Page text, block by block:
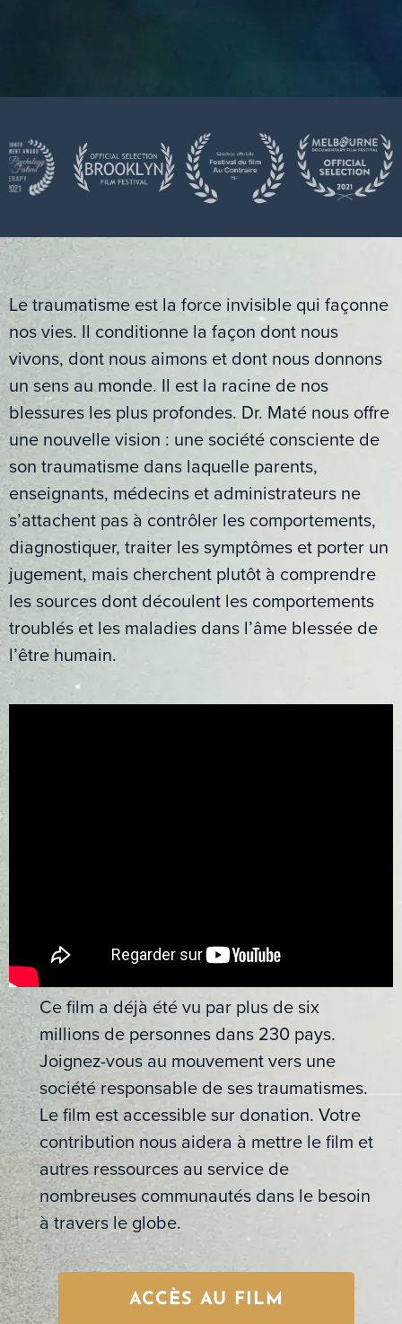
Le traumatisme est la force invisible qui façonne
nos vies. Il conditionne la façon dont nous
vivons, dont nous aimons et dont nous donnons
un sens au monde. Il est la racine de nos
blessures les plus profondes. Dr. Maté nous offre
une nouvelle vision : une société consciente de
son traumatisme dans laquelle parents,
enseignants, médecins et administrateurs ne
s’attachent pas à contrôler les comportements,
diagnostiquer, traiter les symptômes et porter un
jugement, mais cherchent plutôt à comprendre
les sources dont découlent les comportements
troublés et les maladies dans l’âme blessée de
l’être humain.
Ce film a déjà été vu par plus de six
millions de personnes dans 230 pays.
Joignez-vous au mouvement vers une
société responsable de ses traumatismes.
Le film est accessible sur donation. Votre
contribution nous aidera à mettre le film et
autres ressources au service de
nombreuses communautés dans le besoin
à travers le globe.
ACCÈS AU FILM